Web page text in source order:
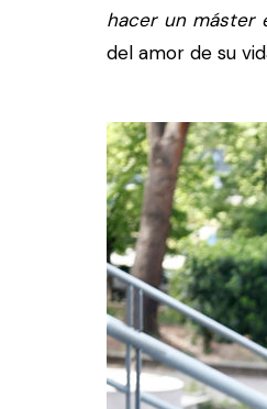
hacer un máster
del amor de su